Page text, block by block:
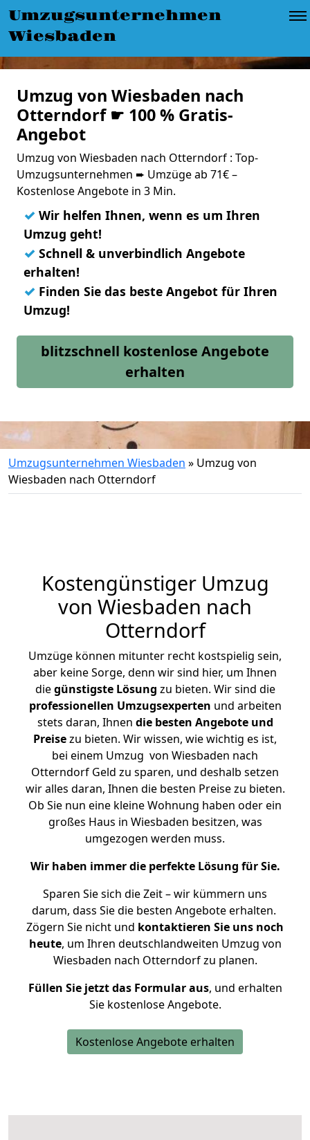
Umzugsunternehmen
Wiesbaden
Umzug von Wiesbaden nach
Otterndorf ☛ 100 % Gratis-
Angebot
Umzug von Wiesbaden nach Otterndorf : Top-
Umzugsunternehmen ➨ Umzüge ab 71€ –
Kostenlose Angebote in 3 Min.
✓ Wir helfen Ihnen, wenn es um Ihren
Umzug geht!
✓ Schnell & unverbindlich Angebote
erhalten!
✓ Finden Sie das beste Angebot für Ihren
Umzug!
blitzschnell kostenlose Angebote
erhalten
Umzugsunternehmen Wiesbaden » Umzug von
Wiesbaden nach Otterndorf
Kostengünstiger Umzug
von Wiesbaden nach
Otterndorf
Umzüge können mitunter recht kostspielig sein,
aber keine Sorge, denn wir sind hier, um Ihnen
diegünstigste Lösung zu bieten. Wir sind die
professionellen Umzugsexperten und arbeiten
stets daran, Ihnen die besten Angebote und
Preisezu bieten. Wir wissen, wie wichtig es ist,
bei einem Umzug von Wiesbaden nach
Otterndorf Geld zu sparen, und deshalb setzen
wir alles daran, Ihnen die besten Preise zu bieten.
Ob Sie nun eine kleine Wohnung haben oder ein
großes Haus in Wiesbaden besitzen, was
umgezogen werden muss.
Wir haben immer die perfekte Lösung für Sie.
Sparen Sie sich die Zeit – wir kümmern uns
darum, dass Sie die besten Angebote erhalten.
Zögern Sie nicht und kontaktieren Sie uns noch
heute, um Ihren deutschlandweiten Umzug von
Wiesbaden nach Otterndorf zu planen.
Füllen Sie jetzt das Formular aus, und erhalten
Sie kostenlose Angebote.
Kostenlose Angebote erhalten